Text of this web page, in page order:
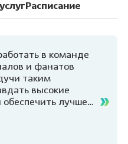
Расписание
в команде
и фанатов
таким
высокие
лучшее
своим пациентам